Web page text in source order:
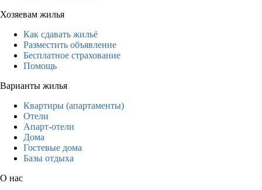
Хозяевам жилья
Как сдавать жильё
Разместить объявление
Бесплатное страхование
Помощь
Варианты жилья
Квартиры (апартаменты)
Отели
Апарт-отели
Дома
Гостевые дома
Базы отдыха
О нас